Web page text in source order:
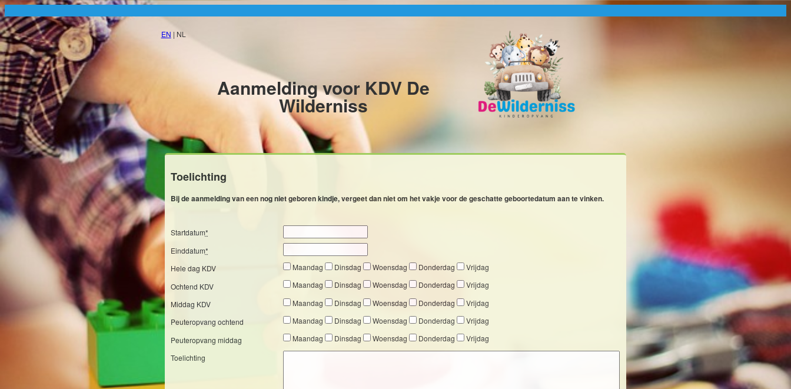
EN | NL
Aanmelding voor KDV De
Wilderniss
Toelichting
Bij de aanmelding van een nog niet geboren kindje, vergeet dan niet om het vakje voor de geschatte geboortedatum aan te vinken.
Startdatum*
Einddatum*
Hele dag KDV
Maandag Dinsdag Woensdag Donderdag
Vrijdag
Ochtend KDV
Maandag Dinsdag Woensdag Donderdag
Vrijdag
Middag KDV
Maandag Dinsdag Woensdag Donderdag
Vrijdag
Peuteropvang ochtend
Maandag Dinsdag Woensdag Donderdag
Vrijdag
Peuteropvang middag
Maandag Dinsdag Woensdag Donderdag
Vrijdag
Toelichting